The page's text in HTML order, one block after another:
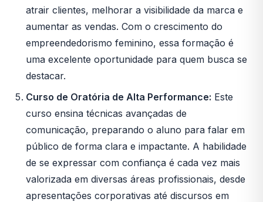
atrair clientes, melhorar a visibilidade da marca e
aumentar as vendas. Com o crescimento do
empreendedorismo feminino, essa formação é
uma excelente oportunidade para quem busca se
destacar.
Curso de Oratória de Alta Performance: Este
curso ensina técnicas avançadas de
comunicação, preparando o aluno para falar em
público de forma clara e impactante. A habilidade
de se expressar com confiança é cada vez mais
valorizada em diversas áreas profissionais, desde
apresentações corporativas até discursos em